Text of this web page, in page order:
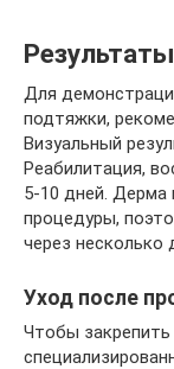
Результаты
Для
подтяжки,
Визуальный
Реабилитация,
5-10 дней. Дерма
процедуры,
через несколько
Уход после
Чтобы закрепить